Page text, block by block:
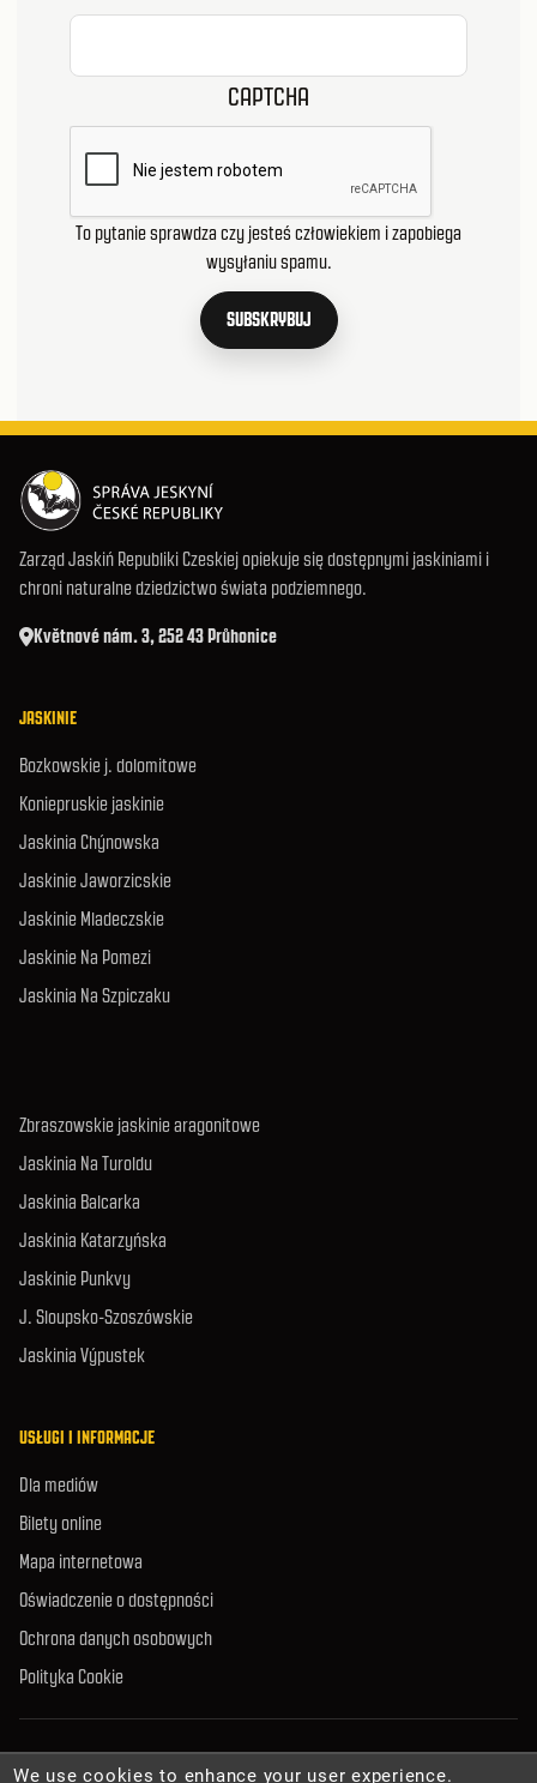
CAPTCHA
To pytanie sprawdza czy jesteś człowiekiem i zapobiega
wysyłaniu spamu.
SUBSKRYBUJ
Zarząd Jaskiń Republiki Czeskiej opiekuje się dostępnymi jaskiniami i
chroni naturalne dziedzictwo świata podziemnego.
Květnové nám. 3, 252 43 Průhonice
JASKINIE
Bozkowskie j. dolomitowe
Koniepruskie jaskinie
Jaskinia Chýnowska
Jaskinie Jaworzicskie
Jaskinie Mladeczskie
Jaskinie Na Pomezi
Jaskinia Na Szpiczaku
Zbraszowskie jaskinie aragonitowe
Jaskinia Na Turoldu
Jaskinia Balcarka
Jaskinia Katarzyńska
Jaskinie Punkvy
J. Sloupsko-Szoszówskie
Jaskinia Výpustek
USŁUGI I INFORMACJE
Dla mediów
Bilety online
Mapa internetowa
Oświadczenie o dostępności
Ochrona danych osobowych
Polityka Cookie
© 2026 Zarząd Jaskiń Republiki Czeskiej. Wszelkie prawa zastrzeżone.
We use cookies to enhance your user experience.